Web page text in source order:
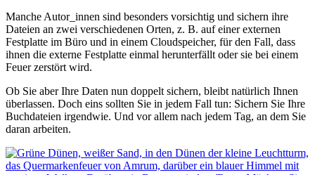
Manche Autor_innen sind besonders vorsichtig und sichern ihre
Dateien an zwei verschiedenen Orten, z. B. auf einer externen
Festplatte im Büro und in einem Cloudspeicher, für den Fall, dass
ihnen die externe Festplatte einmal herunterfällt oder sie bei einem
Feuer zerstört wird.
Ob Sie aber Ihre Daten nun doppelt sichern, bleibt natürlich Ihnen
überlassen. Doch eins sollten Sie in jedem Fall tun: Sichern Sie Ihre
Buchdateien irgendwie. Und vor allem nach jedem Tag, an dem Sie
daran arbeiten.